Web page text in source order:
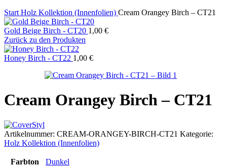
Start Holz Kollektion (Innenfolien) Cream Orangey Birch – CT21
Gold Beige Birch - CT20 1,00 €
Zurück zu den Produkten
Honey Birch - CT22 1,00 €
Cream Orangey Birch – CT21
Artikelnummer: CREAM-ORANGEY-BIRCH-CT21 Kategorie:
Holz Kollektion (Innenfolien)
Farbton Dunkel